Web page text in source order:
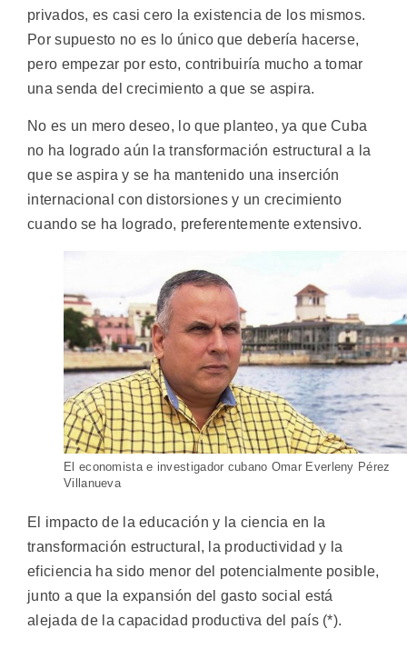
privados, es casi cero la existencia de los mismos.
Por supuesto no es lo único que debería hacerse,
pero empezar por esto, contribuiría mucho a tomar
una senda del crecimiento a que se aspira.
No es un mero deseo, lo que planteo, ya que Cuba
no ha logrado aún la transformación estructural a la
que se aspira y se ha mantenido una inserción
internacional con distorsiones y un crecimiento
cuando se ha logrado, preferentemente extensivo.
El economista e investigador cubano Omar Everleny Pérez
Villanueva
El impacto de la educación y la ciencia en la
transformación estructural, la productividad y la
eficiencia ha sido menor del potencialmente posible,
junto a que la expansión del gasto social está
alejada de la capacidad productiva del país (*).